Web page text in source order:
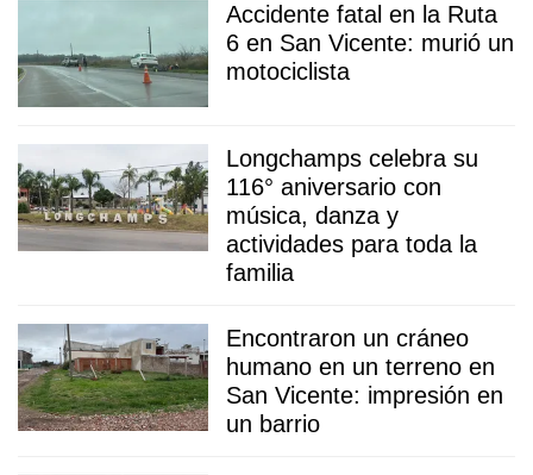
Accidente fatal en la Ruta
6 en San Vicente: murió un
motociclista
Longchamps celebra su
116° aniversario con
música, danza y
actividades para toda la
familia
Encontraron un cráneo
humano en un terreno en
San Vicente: impresión en
un barrio